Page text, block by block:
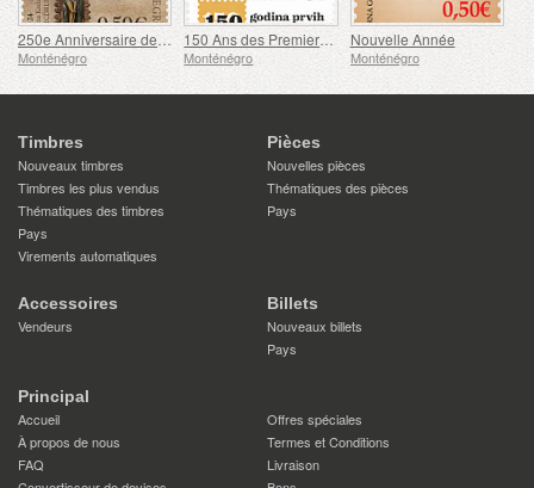
250e Anniversaire de la Naissance d'Aleksije Lazović
Monténégro
150 Ans des Premiers Timbres-poste Monténégrins
Monténégro
Nouvelle Année
Monténégro
Timbres
Nouveaux timbres
Timbres les plus vendus
Thématiques des timbres
Pays
Virements automatiques
Pièces
Nouvelles pièces
Thématiques des pièces
Pays
Accessoires
Vendeurs
Billets
Nouveaux billets
Pays
Principal
Accueil
Offres spéciales
À propos de nous
Termes et Conditions
FAQ
Livraison